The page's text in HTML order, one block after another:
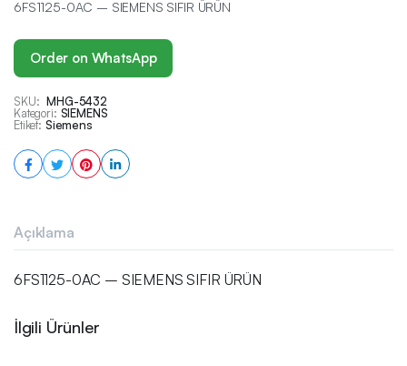
6FS1125-0AC – SIEMENS SIFIR ÜRÜN
Order on WhatsApp
SKU: MHG-5432
Kategori: SIEMENS
Etiket: Siemens
Açıklama
6FS1125-0AC – SIEMENS SIFIR ÜRÜN
İlgili Ürünler